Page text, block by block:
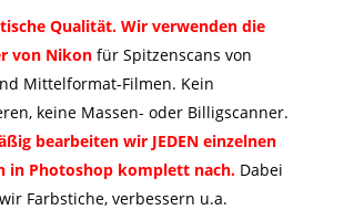
Qualität. Wir verwenden die
von Nikonfür Spitzenscans von
Mittelformat-Filmen. Kein
keine Massen- oder Billigscanner.
bearbeiten wir JEDEN einzelnen
in Photoshop komplett nach. Dabei
Farbstiche, verbessern u.a.